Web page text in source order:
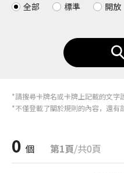
全部
標準 開放
*請搜尋卡牌名或卡牌上記載的文字
*不僅登載了關於規則的內容，還有
0 個 第1頁/共0頁